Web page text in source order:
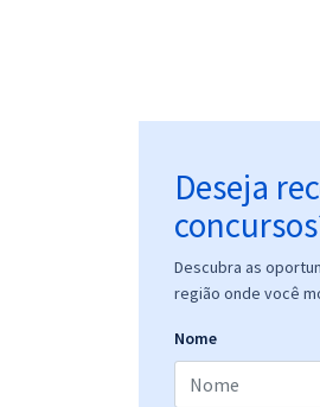
Deseja
Descubra as
região onde você
Nome